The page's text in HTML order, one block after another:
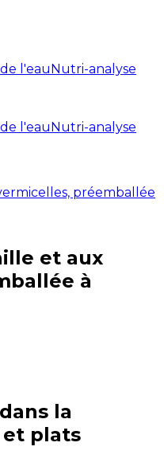
l'eauNutri-analyse
l'eauNutri-analyse
préemballée
et aux
à
dans la
plats